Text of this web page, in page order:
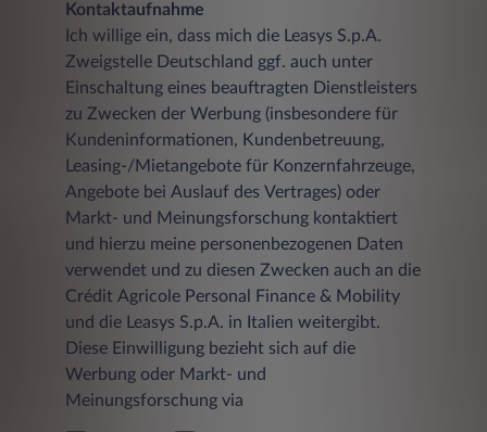
Kontaktaufnahme
Ich willige ein, dass mich die Leasys S.p.A.
Zweigstelle Deutschland ggf. auch unter
Einschaltung eines beauftragten Dienstleisters
zu Zwecken der Werbung (insbesondere für
Kundeninformationen, Kundenbetreuung,
Leasing-/Mietangebote für Konzernfahrzeuge,
Angebote bei Auslauf des Vertrages) oder
Markt- und Meinungsforschung kontaktiert
und hierzu meine personenbezogenen Daten
verwendet und zu diesen Zwecken auch an die
Crédit Agricole Personal Finance & Mobility
und die Leasys S.p.A. in Italien weitergibt.
Diese Einwilligung bezieht sich auf die
Werbung oder Markt- und
Meinungsforschung via